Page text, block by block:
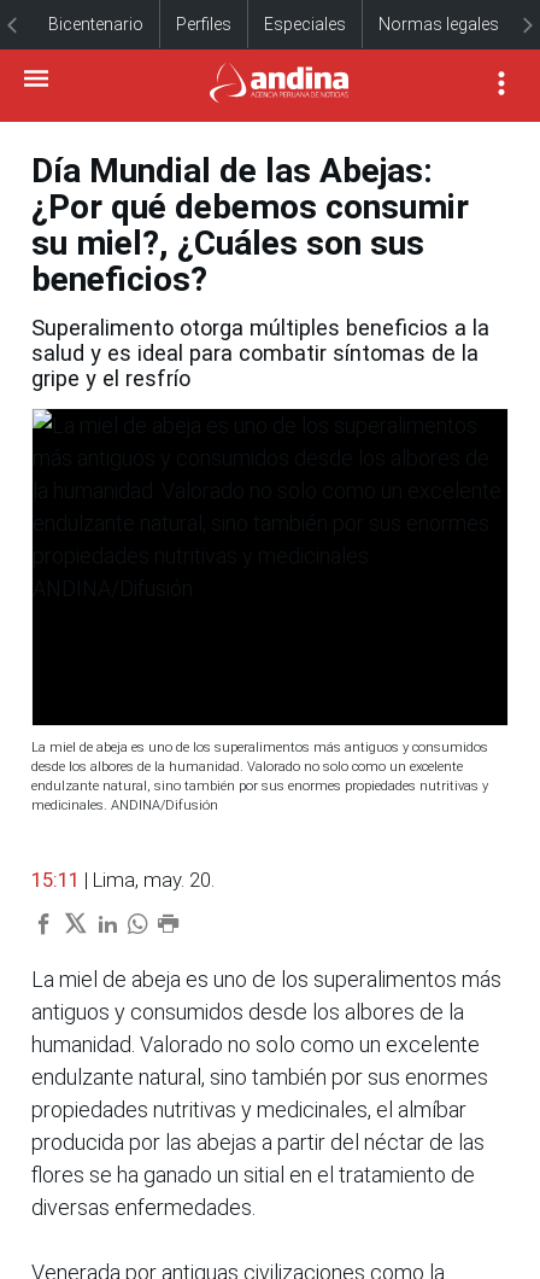
Bicentenario Perfiles Especiales Normas legales
Día Mundial de las Abejas:
¿Por qué debemos consumir
su miel?, ¿Cuáles son sus
beneficios?
Superalimento otorga múltiples beneficios a la
salud y es ideal para combatir síntomas de la
gripe y el resfrío
La miel de abeja es uno de los superalimentos más antiguos y consumidos
desde los albores de la humanidad. Valorado no solo como un excelente
endulzante natural, sino también por sus enormes propiedades nutritivas y
medicinales. ANDINA/Difusión
15:11 | Lima, may. 20.
La miel de abeja es uno de los superalimentos más
antiguos y consumidos desde los albores de la
humanidad. Valorado no solo como un excelente
endulzante natural, sino también por sus enormes
propiedades nutritivas y medicinales, el almíbar
producida por las abejas a partir del néctar de las
flores se ha ganado un sitial en el tratamiento de
diversas enfermedades.
Venerada por antiguas civilizaciones como la